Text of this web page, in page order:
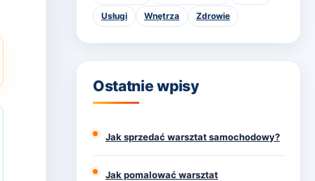
Usługi Wnętrza Zdrowie
Ostatnie wpisy
Jak sprzedać warsztat samochodowy?
Jak pomalować warsztat